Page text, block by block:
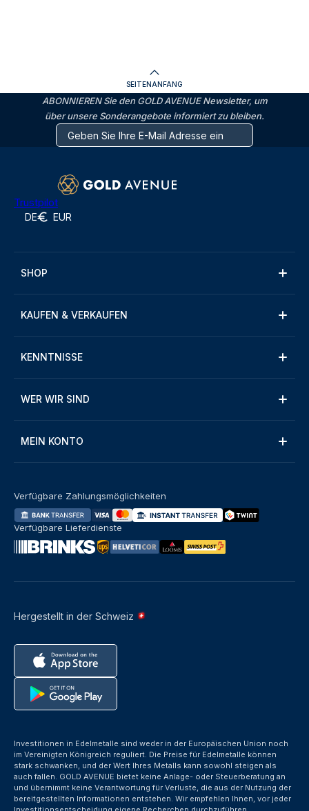
SEITENANFANG
ABONNIEREN Sie den GOLD AVENUE Newsletter, um
über unsere Sonderangebote informiert zu bleiben.
Trustpilot
DE EUR
SHOP
KAUFEN & VERKAUFEN
KENNTNISSE
WER WIR SIND
MEIN KONTO
Hergestellt in der Schweiz
Verfügbare Zahlungsmöglichkeiten
Verfügbare Lieferdienste
Investitionen in Edelmetalle sind weder in der Europäischen Union noch
im Vereinigten Königreich reguliert. Die Preise für Edelmetalle können
stark schwanken, und der Wert Ihres Metalls kann sowohl steigen als
auch fallen. GOLD AVENUE bietet keine Anlage- oder Steuerberatung an
und übernimmt keine Verantwortung für Verluste, die aus der Nutzung der
bereitgestellten Informationen entstehen. Wir empfehlen Ihnen, vor jeder